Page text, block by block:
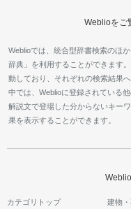
Weblioをご
Weblioでは、統合型辞書検索のほ
辞典」を利用することができます
動しており、それぞれの検索結果
中では、Weblioに登録されている
解説文で登場した分からないキー
果を表示することができます。
カテゴリトップ 建物